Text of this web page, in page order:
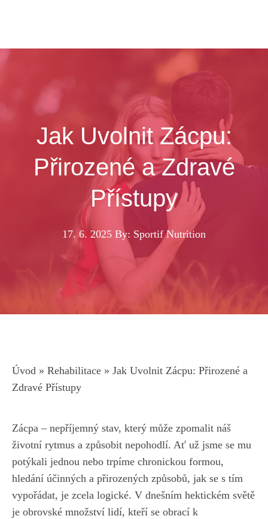
Jak Uvolnit Zácpu:
Přirozené a Zdravé
Přístupy
17. 6. 2025 By: Sportif Nutrition
Úvod » Rehabilitace » Jak Uvolnit Zácpu: Přirozené a
Zdravé Přístupy
Zácpa – nepříjemný stav, který může zpomalit náš
životní rytmus a způsobit nepohodlí. Ať už jsme se mu
potýkali jednou nebo trpíme chronickou formou,
hledání účinných a přirozených způsobů, jak se s tím
vypořádat, je zcela logické. V dnešním hektickém světě
je obrovské množství lidí, kteří se obrací k